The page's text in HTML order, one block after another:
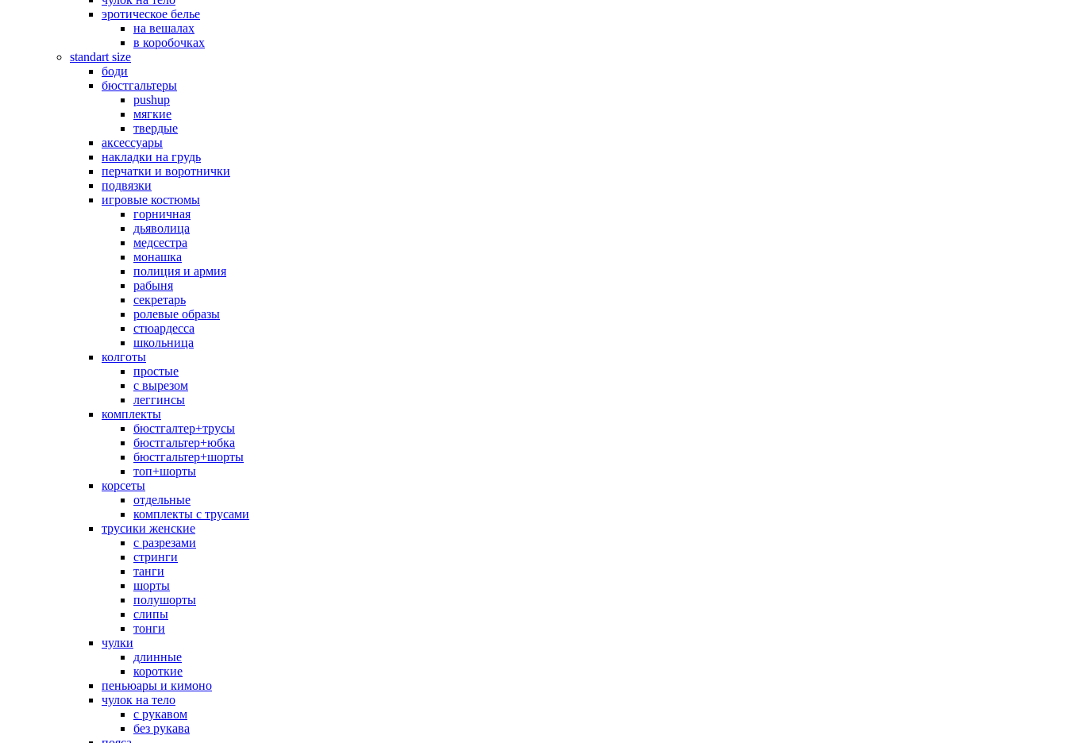
эротическое белье
на вешалах
в коробочках
standart size
боди
бюстгальтеры
pushup
мягкие
твердые
аксессуары
накладки на грудь
перчатки и воротнички
подвязки
игровые костюмы
горничная
дьяволица
медсестра
монашка
полиция и армия
рабыня
секретарь
ролевые образы
стюардесса
школьница
колготы
простые
с вырезом
леггинсы
комплекты
бюстгалтер+трусы
бюстгальтер+юбка
бюстгальтер+шорты
топ+шорты
корсеты
отдельные
комплекты с трусами
трусики женские
с разрезами
стринги
танги
шорты
полушорты
слипы
тонги
чулки
длинные
короткие
пеньюары и кимоно
чулок на тело
с рукавом
без рукава